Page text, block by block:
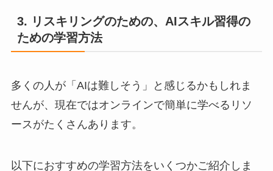
3. リスキリングのための、AIスキル習得の
ための学習方法
多くの人が「AIは難しそう」と感じるかもしれま
せんが、現在ではオンラインで簡単に学べるリソ
ースがたくさんあります。
以下におすすめの学習方法をいくつかご紹介しま